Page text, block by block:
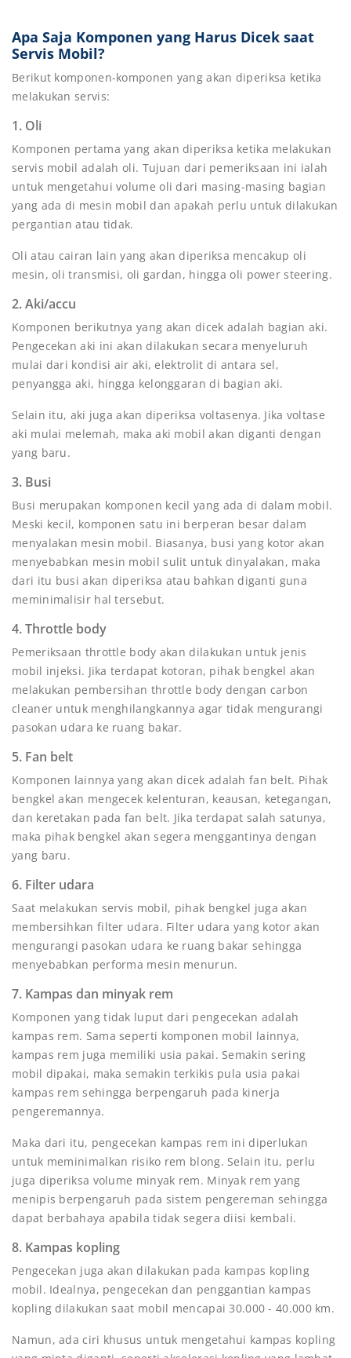
Apa Saja Komponen yang Harus Dicek saat
Servis Mobil?
Berikut komponen-komponen yang akan diperiksa ketika
melakukan servis:
1. Oli
Komponen pertama yang akan diperiksa ketika melakukan
servis mobil adalah oli. Tujuan dari pemeriksaan ini ialah
untuk mengetahui volume oli dari masing-masing bagian
yang ada di mesin mobil dan apakah perlu untuk dilakukan
pergantian atau tidak.
Oli atau cairan lain yang akan diperiksa mencakup oli
mesin, oli transmisi, oli gardan, hingga oli power steering.
2. Aki/accu
Komponen berikutnya yang akan dicek adalah bagian aki.
Pengecekan aki ini akan dilakukan secara menyeluruh
mulai dari kondisi air aki, elektrolit di antara sel,
penyangga aki, hingga kelonggaran di bagian aki.
Selain itu, aki juga akan diperiksa voltasenya. Jika voltase
aki mulai melemah, maka aki mobil akan diganti dengan
yang baru.
3. Busi
Busi merupakan komponen kecil yang ada di dalam mobil.
Meski kecil, komponen satu ini berperan besar dalam
menyalakan mesin mobil. Biasanya, busi yang kotor akan
menyebabkan mesin mobil sulit untuk dinyalakan, maka
dari itu busi akan diperiksa atau bahkan diganti guna
meminimalisir hal tersebut.
4. Throttle body
Pemeriksaan throttle body akan dilakukan untuk jenis
mobil injeksi. Jika terdapat kotoran, pihak bengkel akan
melakukan pembersihan throttle body dengan carbon
cleaner untuk menghilangkannya agar tidak mengurangi
pasokan udara ke ruang bakar.
5. Fan belt
Komponen lainnya yang akan dicek adalah fan belt. Pihak
bengkel akan mengecek kelenturan, keausan, ketegangan,
dan keretakan pada fan belt. Jika terdapat salah satunya,
maka pihak bengkel akan segera menggantinya dengan
yang baru.
6. Filter udara
Saat melakukan servis mobil, pihak bengkel juga akan
membersihkan filter udara. Filter udara yang kotor akan
mengurangi pasokan udara ke ruang bakar sehingga
menyebabkan performa mesin menurun.
7. Kampas dan minyak rem
Komponen yang tidak luput dari pengecekan adalah
kampas rem. Sama seperti komponen mobil lainnya,
kampas rem juga memiliki usia pakai. Semakin sering
mobil dipakai, maka semakin terkikis pula usia pakai
kampas rem sehingga berpengaruh pada kinerja
pengeremannya.
Maka dari itu, pengecekan kampas rem ini diperlukan
untuk meminimalkan risiko rem blong. Selain itu, perlu
juga diperiksa volume minyak rem. Minyak rem yang
menipis berpengaruh pada sistem pengereman sehingga
dapat berbahaya apabila tidak segera diisi kembali.
8. Kampas kopling
Pengecekan juga akan dilakukan pada kampas kopling
mobil. Idealnya, pengecekan dan penggantian kampas
kopling dilakukan saat mobil mencapai 30.000 - 40.000 km.
Namun, ada ciri khusus untuk mengetahui kampas kopling